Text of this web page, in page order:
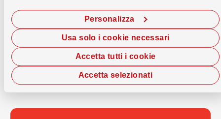
Accetta tutti i cookie
Personalizza
Accetta selezionati
Usa solo i cookie necessari
VIAC Invest
Presente sui mercati di tutto il mondo: a partire
da 1 CHF, 100% digitale, con commissioni ridotte.
E sei tu a decidere la strategia.